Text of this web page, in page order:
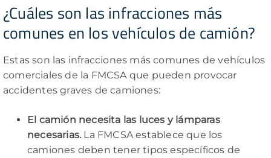
¿Cuáles son las infracciones más
comunes en los vehículos de camión?
Estas son las infracciones más comunes de vehículos
comerciales de la FMCSA que pueden provocar
accidentes graves de camiones:
El camión necesita las luces y lámparas
necesarias. La FMCSA establece que los
camiones deben tener tipos específicos de